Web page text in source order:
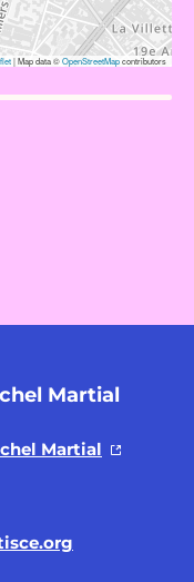
|Map data ©OpenStreetMapcontributors
Martial
Martial